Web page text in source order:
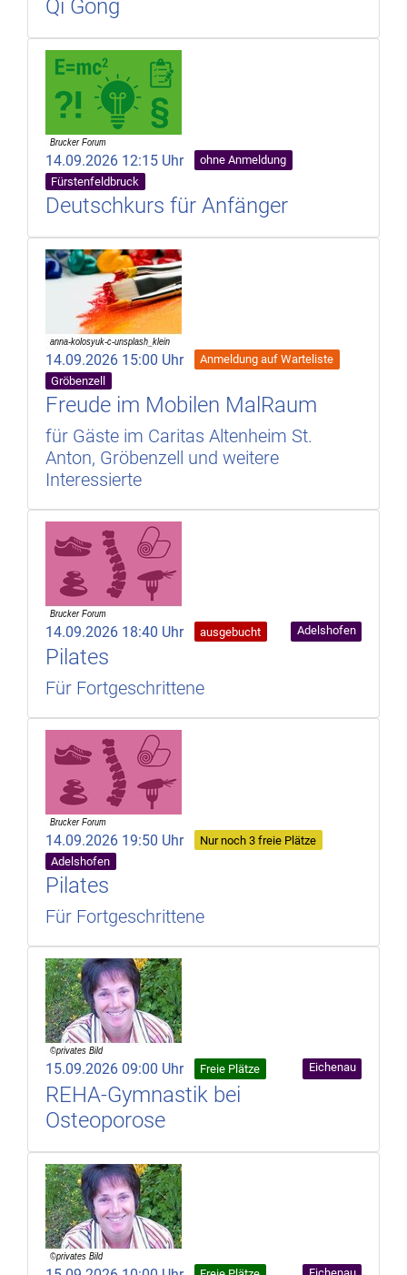
Qi Gong
14.09.2026 12:15 Uhr
ohne Anmeldung
Fürstenfeldbruck
Deutschkurs für Anfänger
14.09.2026 15:00 Uhr
Anmeldung auf Warteliste
Gröbenzell
Freude im Mobilen MalRaum
für Gäste im Caritas Altenheim St.
Anton, Gröbenzell und weitere
Interessierte
14.09.2026 18:40 Uhr ausgebucht Adelshofen
Pilates
Für Fortgeschrittene
14.09.2026 19:50 Uhr
Nur noch 3 freie Plätze
Adelshofen
Pilates
Für Fortgeschrittene
15.09.2026 09:00 Uhr Freie Plätze Eichenau
REHA-Gymnastik bei
Osteoporose